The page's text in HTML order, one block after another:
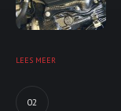
LEES MEER
02